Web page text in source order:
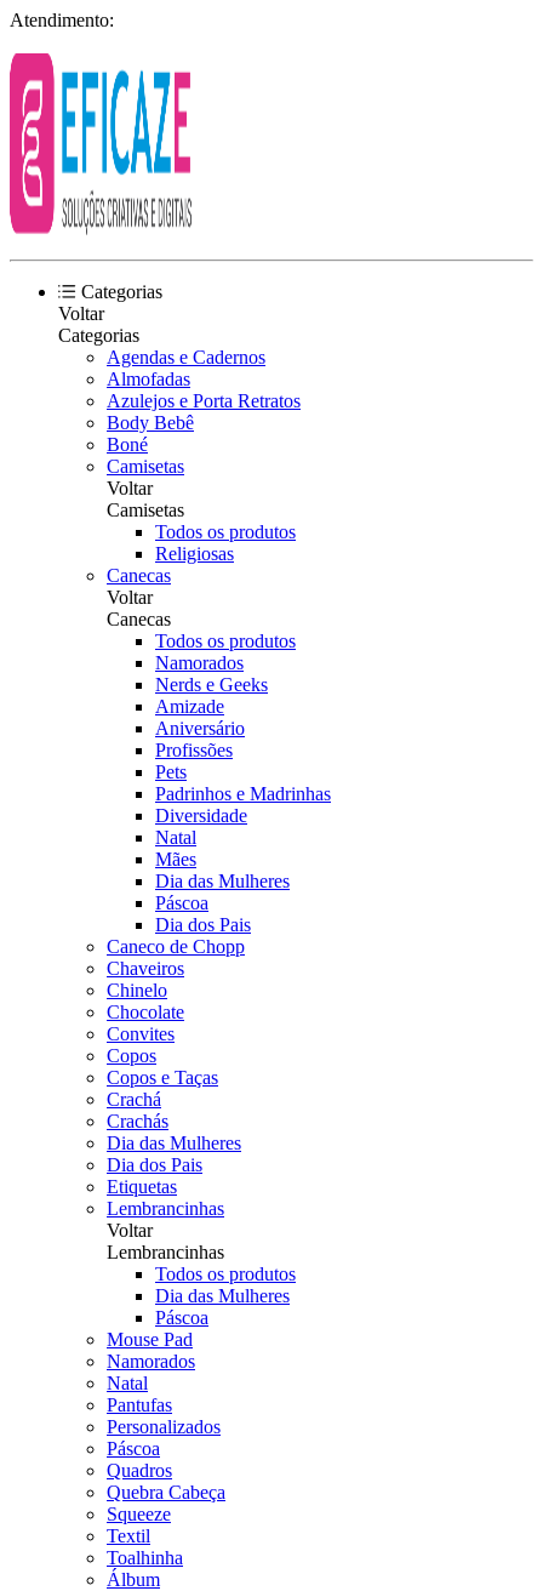
Atendimento:
Categorias
Voltar
Categorias
Agendas e Cadernos
Almofadas
Azulejos e Porta Retratos
Body Bebê
Boné
Camisetas
Voltar
Camisetas
Todos os produtos
Religiosas
Canecas
Voltar
Canecas
Todos os produtos
Namorados
Nerds e Geeks
Amizade
Aniversário
Profissões
Pets
Padrinhos e Madrinhas
Diversidade
Natal
Mães
Dia das Mulheres
Páscoa
Dia dos Pais
Caneco de Chopp
Chaveiros
Chinelo
Chocolate
Convites
Copos
Copos e Taças
Crachá
Crachás
Dia das Mulheres
Dia dos Pais
Etiquetas
Lembrancinhas
Voltar
Lembrancinhas
Todos os produtos
Dia das Mulheres
Páscoa
Mouse Pad
Namorados
Natal
Pantufas
Personalizados
Páscoa
Quadros
Quebra Cabeça
Squeeze
Textil
Toalhinha
Álbum